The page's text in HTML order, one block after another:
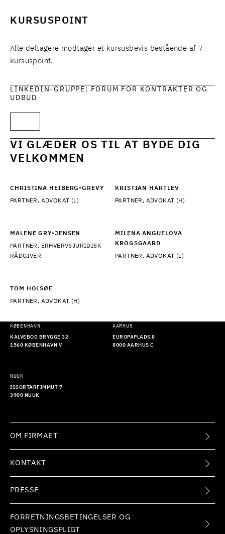
KURSUSPOINT
Alle deltagere modtager et kursusbevis bestående af 7
kursuspoint.
LINKEDIN-GRUPPE: FORUM FOR KONTRAKTER OG
UDBUD
VI GLÆDER OS TIL AT BYDE DIG
VELKOMMEN
CHRISTINA HEIBERG-GREVY
PARTNER, ADVOKAT (L)
KRISTIAN HARTLEV
PARTNER, ADVOKAT (H)
MALENE GRY-JENSEN
PARTNER, ERHVERVSJURIDISK
RÅDGIVER
MILENA ANGUELOVA
KROGSGAARD
PARTNER, ADVOKAT (L)
TOM HOLSØE
PARTNER, ADVOKAT (H)
KØBENHAVN
KALVEBOD BRYGGE 32
1560 KØBENHAVN V
AARHUS
EUROPAPLADS 8
8000 AARHUS C
NUUK
ISSORTARFIMMUT 7
3900 NUUK
OM FIRMAET
KONTAKT
PRESSE
FORRETNINGSBETINGELSER OG
OPLYSNINGSPLIGT